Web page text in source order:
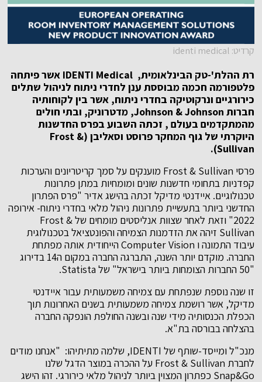
קרדיט: identi medical
רת ההלת'-טק הבינלאומית, IDENTI Medical אשר פיתחה
פלטפורמה חכמה מבוססת ענן לחדרי ניתוח לניהול שתלים
כירורגיים ונרקוטיקה בחדרי ניתוח, אשר בין לקוחותיה
חברות Johnson & Johnson, מדטרוניק, ובתי חולים
מהמתקדמים בעולם , זכתה השבוע בפרס החדשנות
היוקרתי של גוף המחקר פרוסט וסאליבן (Frost &
Sullivan
).
פרסי Frost & Sullivan מוענקים על סמך קריטריונים והערכות
קפדניות בתחומי חדשנות שונים ומומחיות במתן פתרונות
טכנולוגיים. איידנטי מדיקל זכתה בהישג אדיר "פרס הפתרון
החדשני ביותר בתעשיית פתרונות ניהול מלאי בחדרי ניתוח- אירופה
2022" וזאת לאחר שצוות אנליסטים מומחים של Frost &
Sullivan זיהה את הזדמנות הצמיחה והפונטציאל בטכנולוגית
עיבוד התמונה ו Computer Vision הייחודית אותה מפתחת
החברה. מוקדם יותר השנה, התברגה החברה במקום ה14 בדירוג
"50 החברות הצומחות ביותר בישראל" של Statista.
זו שנה נוספת שנפתחת עם צמיחה משמעותית עבור איידנטי
מדיקל, אשר רושמת צמיחה משמעותית בשנים האחרונות תוך
הכפלת הכנסותיה מידי שנה ובשנה החולפת הונפקה החברה
בהצלחה בבורסה בת"א.
מנכ"ל ומייסד-שותף של IDENTI, שלמה מתיתיהו: "אנחנו מודים
לחברת Frost & Sullivan על ההכרה במוצר הדגל שלנו
Snap&Go כפתרון המצוין ביותר לניהול מלאי כירורגי. זהו הישג